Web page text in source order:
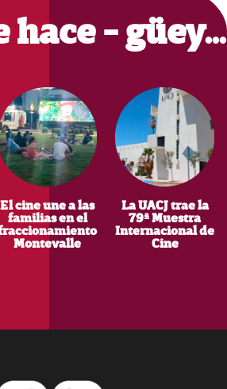
hace - güey…
El cine une a las
familias en el
Montevalle
La UACJ trae la
79ª Muestra
Internacional de
Cine